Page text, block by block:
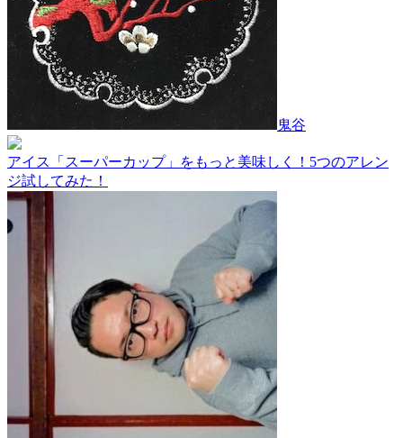
鬼谷
アイス「スーパーカップ」をもっと美味しく！5つのアレン
ジ試してみた！